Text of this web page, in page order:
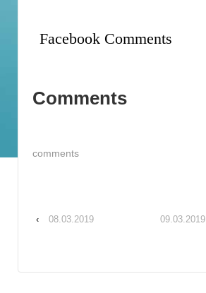
Facebook Comments
Comments
comments
‹ 08.03.2019 09.03.2019